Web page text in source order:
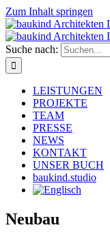
Zum Inhalt springen
Suche nach:
LEISTUNGEN
PROJEKTE
TEAM
PRESSE
NEWS
KONTAKT
UNSER BUCH
baukind.studio
Neubau